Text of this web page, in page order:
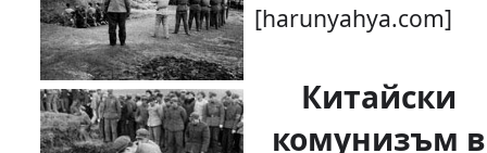
[harunyahya.com]
Китайски
комунизъм в